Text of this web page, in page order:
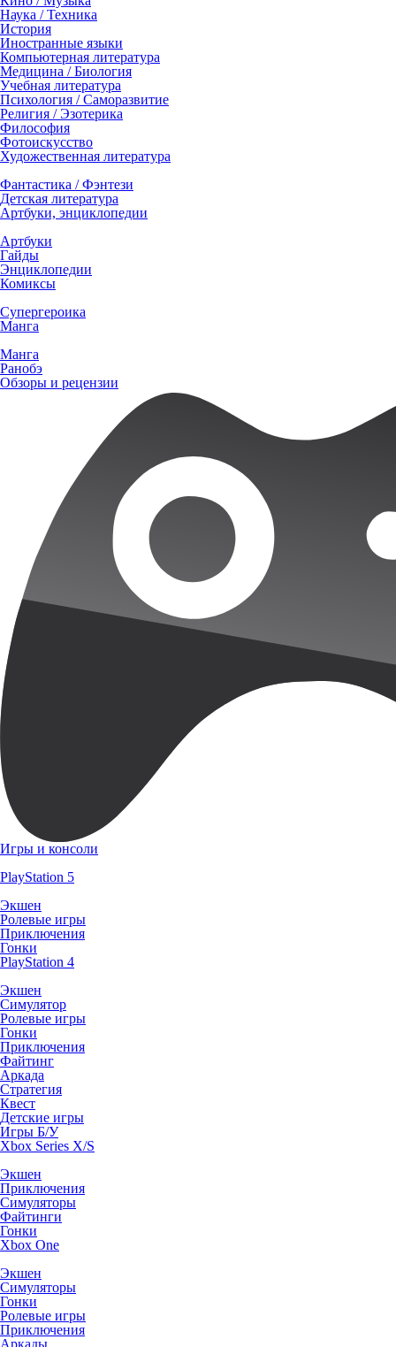
Наука / Техника
История
Иностранные языки
Компьютерная литература
Медицина / Биология
Учебная литература
Психология / Саморазвитие
Религия / Эзотерика
Философия
Фотоискусство
Художественная литература
Фантастика / Фэнтези
Детская литература
Артбуки, энциклопедии
Артбуки
Гайды
Энциклопедии
Комиксы
Супергероика
Манга
Манга
Ранобэ
Обзоры и рецензии
Игры и консоли
PlayStation 5
Экшен
Ролевые игры
Приключения
Гонки
PlayStation 4
Экшен
Симулятор
Ролевые игры
Гонки
Приключения
Файтинг
Аркада
Стратегия
Квест
Детские игры
Игры Б/У
Xbox Series X/S
Экшен
Приключения
Симуляторы
Файтинги
Гонки
Xbox One
Экшен
Симуляторы
Гонки
Ролевые игры
Приключения
Аркады